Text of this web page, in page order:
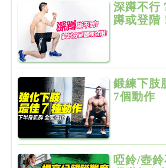
深蹲不行
蹲或登階
鍛練下肢
7個動作
啞鈴/壺